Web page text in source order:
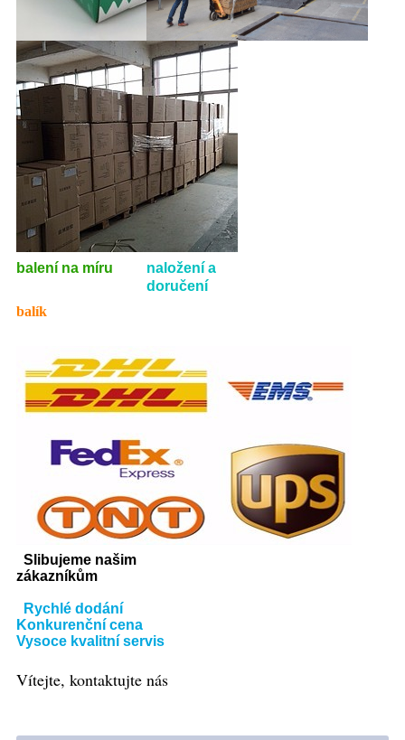
balení na míru
naložení a
doručení
balík
Slibujeme našim
zákazníkům
Rychlé dodání
Konkurenční cena
Vysoce kvalitní servis
Vítejte, kontaktujte nás